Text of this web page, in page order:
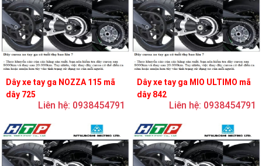
Dây xe tay ga NOZZA 115 mã
dây 725
Liên hệ: 0938454791
Dây xe tay ga MIO ULTIMO mã
dây 842
Liên hệ: 0938454791